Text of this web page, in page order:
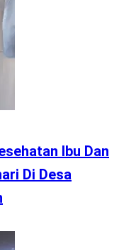
Ibu Dan
Di Desa